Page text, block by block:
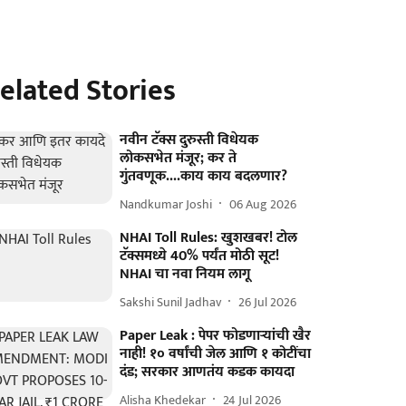
Stories
नवीन टॅक्स दुरुस्ती विधेयक
लोकसभेत मंजूर; कर ते
गुंतवणूक....काय काय बदलणार?
Nandkumar Joshi 06 Aug 2026
NHAI Toll Rules: खुशखबर! टोल
टॅक्समध्ये 40% पर्यंत मोठी सूट!
NHAI चा नवा नियम लागू
Sakshi Sunil Jadhav 26 Jul 2026
Paper Leak : पेपर फोडणाऱ्यांची खैर
नाही! १० वर्षांची जेल आणि १ कोटींचा
दंड; सरकार आणतंय कडक कायदा
Alisha Khedekar 24 Jul 2026